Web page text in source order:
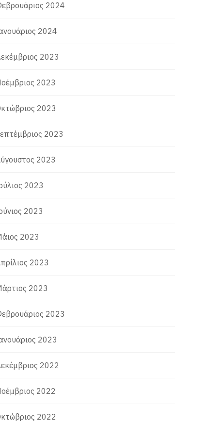
2024
2024
2023
2023
2023
2023
2023
2023
2023
2023
2023
2023
2023
2023
2022
2022
2022